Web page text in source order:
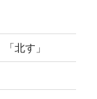
北す」